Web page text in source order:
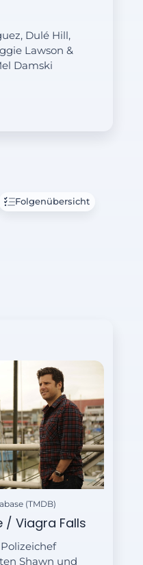
Dulé Hill,
Lawson &
Damski
Folgenübersicht
(TMDB)
/ Viagra Falls
Shawn und